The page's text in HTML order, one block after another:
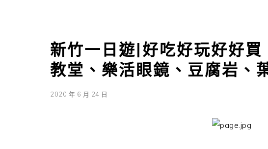
新竹一日遊|好吃好玩好好
教堂、樂活眼鏡、豆腐岩、
2020 年 6 月 24 日